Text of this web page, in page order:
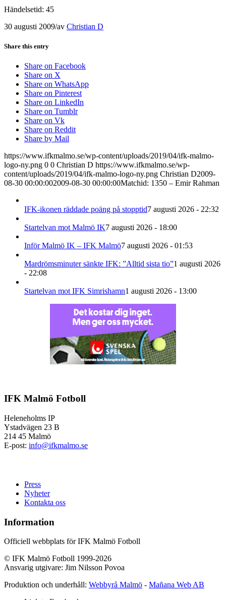
Händelsetid: 45
30 augusti 2009/av Christian D
Share this entry
Share on Facebook
Share on X
Share on WhatsApp
Share on Pinterest
Share on LinkedIn
Share on Tumblr
Share on Vk
Share on Reddit
Share by Mail
https://www.ifkmalmo.se/wp-content/uploads/2019/04/ifk-malmo-
logo-ny.png 0 0 Christian D https://www.ifkmalmo.se/wp-
content/uploads/2019/04/ifk-malmo-logo-ny.png Christian D2009-
08-30 00:00:002009-08-30 00:00:00Matchid: 1350 – Emir Rahman
IFK-ikonen räddade poäng på stopptid7 augusti 2026 - 22:32
Startelvan mot Malmö IK7 augusti 2026 - 18:00
Inför Malmö IK – IFK Malmö7 augusti 2026 - 01:53
Mardrömsminuter sänkte IFK: ”Alltid sista tio”1 augusti 2026
- 22:08
Startelvan mot IFK Simrishamn1 augusti 2026 - 13:00
IFK Malmö Fotboll
Heleneholms IP
Ystadvägen 23 B
214 45 Malmö
E-post: info@ifkmalmo.se
Press
Nyheter
Kontakta oss
Information
Officiell webbplats för IFK Malmö Fotboll
© IFK Malmö Fotboll 1999-2026
Ansvarig utgivare: Jim Nilsson Povoa
Produktion och underhåll: Webbyrå Malmö - Mañana Web AB